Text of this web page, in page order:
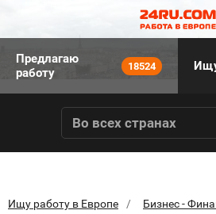
Предлагаю
работу
18524
Во всех странах
Ищу работу в Европе
Бизнес -